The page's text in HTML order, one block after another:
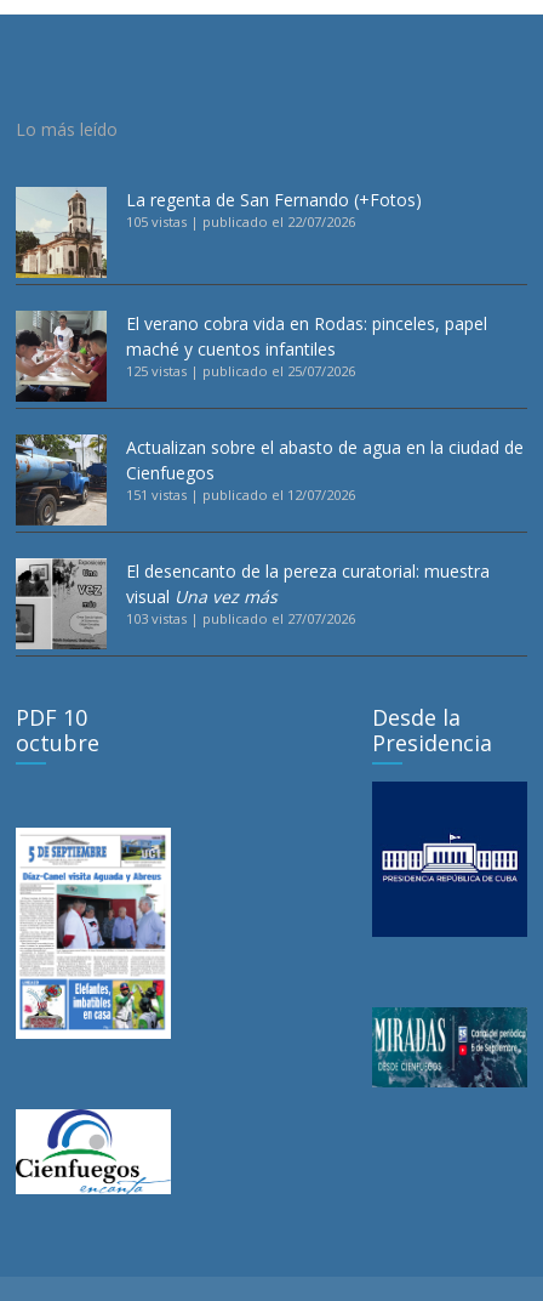
Lo más leído
La regenta de San Fernando (+Fotos)
105 vistas | publicado el 22/07/2026
El verano cobra vida en Rodas: pinceles, papel
maché y cuentos infantiles
125 vistas | publicado el 25/07/2026
Actualizan sobre el abasto de agua en la ciudad de
Cienfuegos
151 vistas | publicado el 12/07/2026
El desencanto de la pereza curatorial: muestra
visual Una vez más
103 vistas | publicado el 27/07/2026
PDF 10
octubre
Desde la
Presidencia